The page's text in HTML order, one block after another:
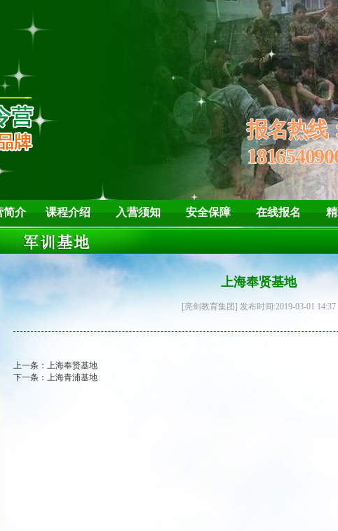
培养孩子“亮剑”精
学会
报名热线
简介 课程介绍 入营须知 安全保障 在线报名
上海奉贤基地
[亮剑教育集团] 发布时间:2019-03-01 14:37
上一条： 上海奉贤基地
下一条： 上海青浦基地